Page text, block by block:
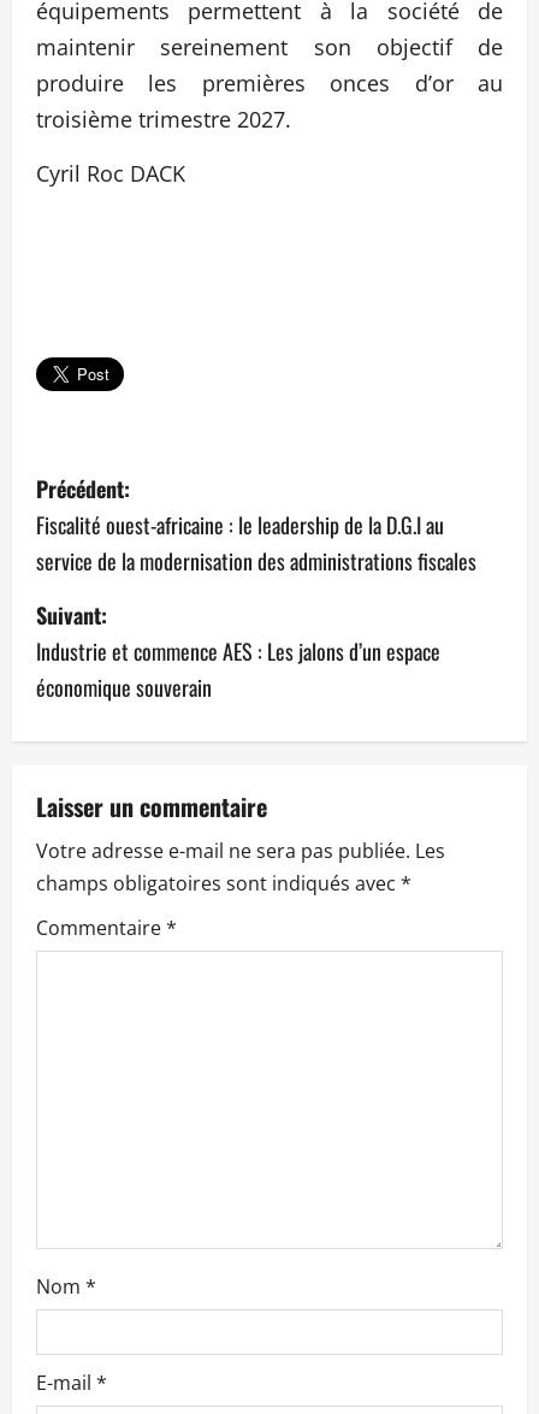
équipements permettent à la société de
maintenir sereinement son objectif de
produire les premières onces d’or au
troisième trimestre 2027.
Cyril Roc DACK
N
a
v
i
g
a
i
o
n
i
c
e
Précédent:
Fiscalité ouest-africaine : le leadership de la D.G.I au
service de la modernisation des administrations fiscales
Suivant:
Industrie et commence AES : Les jalons d’un espace
économique souverain
Laisser un commentaire
Votre adresse e-mail ne sera pas publiée. Les
champs obligatoires sont indiqués avec *
Commentaire*
Nom *
E-mail *